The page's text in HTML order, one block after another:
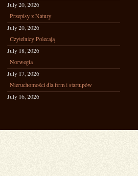
July 20, 2026
Przepisy z Natury
July 20, 2026
Czytelnicy Polecają
July 18, 2026
Norwegia
July 17, 2026
Nieruchomości dla firm i startupów
July 16, 2026